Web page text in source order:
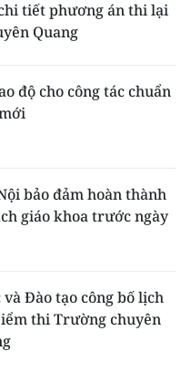
tiết phương án thi lại
Quang
độ cho công tác chuẩn
bảo đảm hoàn thành
giáo khoa trước ngày
và Đào tạo công bố lịch
thi Trường chuyên